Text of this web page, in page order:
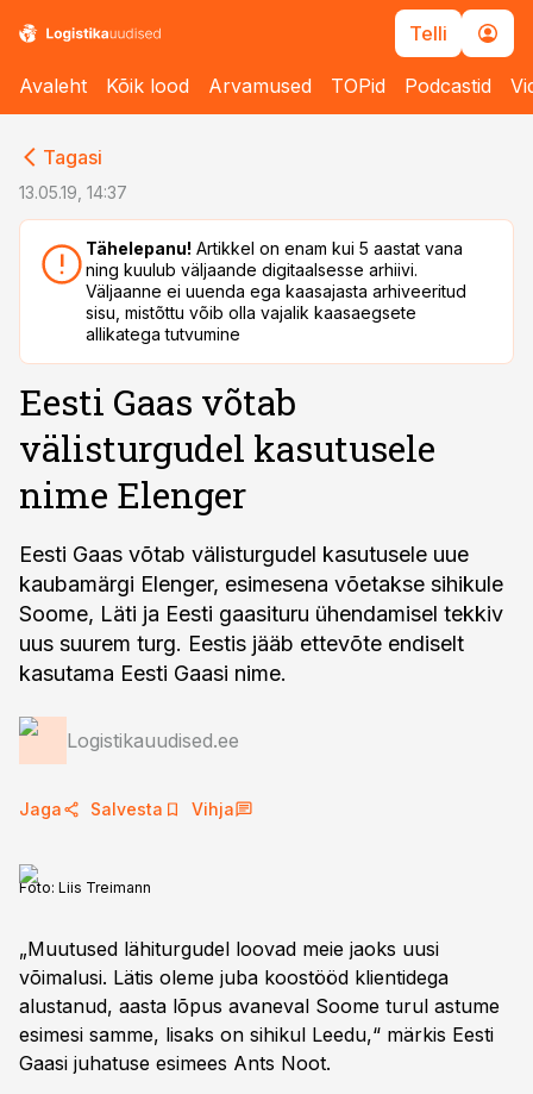
Telli
Avaleht Kõik lood Arvamused TOPid Podcastid
Tagasi
13.05.19, 14:37
Tähelepanu! Artikkel on enam kui 5 aastat vana
ning kuulub väljaande digitaalsesse arhiivi.
Väljaanne ei uuenda ega kaasajasta arhiveeritud
sisu, mistõttu võib olla vajalik kaasaegsete
allikatega tutvumine
Eesti Gaas võtab
välisturgudel kasutusele
nime Elenger
Eesti Gaas võtab välisturgudel kasutusele uue
kaubamärgi Elenger, esimesena võetakse sihikule
Soome, Läti ja Eesti gaasituru ühendamisel tekkiv
uus suurem turg. Eestis jääb ettevõte endiselt
kasutama Eesti Gaasi nime.
Logistikauudised.ee
Jaga Salvesta Vihja
Foto: Liis Treimann
„Muutused lähiturgudel loovad meie jaoks uusi
võimalusi. Lätis oleme juba koostööd klientidega
alustanud, aasta lõpus avaneval Soome turul astume
esimesi samme, lisaks on sihikul Leedu,“ märkis Eesti
Gaasi juhatuse esimees Ants Noot.